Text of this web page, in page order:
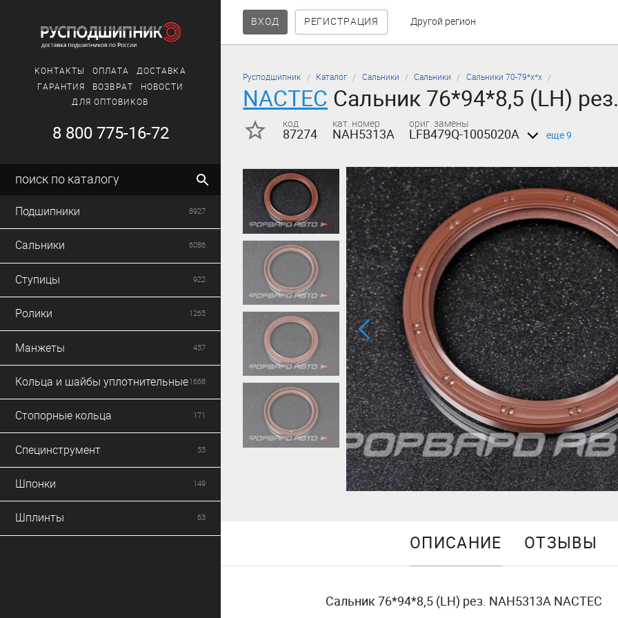
ВХОД РЕГИСТРАЦИЯ Другой регион
КОНТАКТЫ ОПЛАТА
ДОСТАВКА
ГАРАНТИЯ
ВОЗВРАТ
НОВОСТИ
ДЛЯ ОПТОВИКОВ
8 800 775-16-72
поиск по каталогу
Подшипники 8927
Сальники 6086
Ступицы 922
Ролики 1265
Манжеты 457
Кольца и шайбы уплотнительные1668
Стопорные кольца 171
Специнструмент 55
Шпонки 149
Шплинты 63
Русподшипник Каталог Сальники Сальники Сальники 70-79*х*х
NACTEC Сальник 76*94*8,5 (LH)
код
87274
кат. номер
NAH5313A
ориг. замены
LFB479Q-1005020A еще 9
ОПИСАНИЕ ОТЗЫВЫ
Сальник 76*94*8,5 (LH) рез. NAH5313A NACTEC